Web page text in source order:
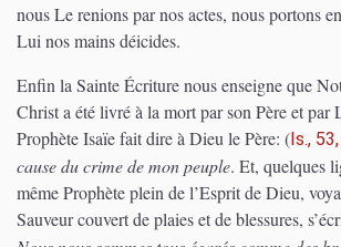
nous Le renions par nos actes, nous portons
Lui nos mains déicides.
Enfin la Sainte Écriture nous enseigne que
Christ a été livré à la mort par son Père et par
Prophète Isaïe fait dire à Dieu le Père: (Is.,
cause du crime de mon peuple. Et, quelques
même Prophète plein de l’Esprit de Dieu,
Sauveur couvert de plaies et de blessures,